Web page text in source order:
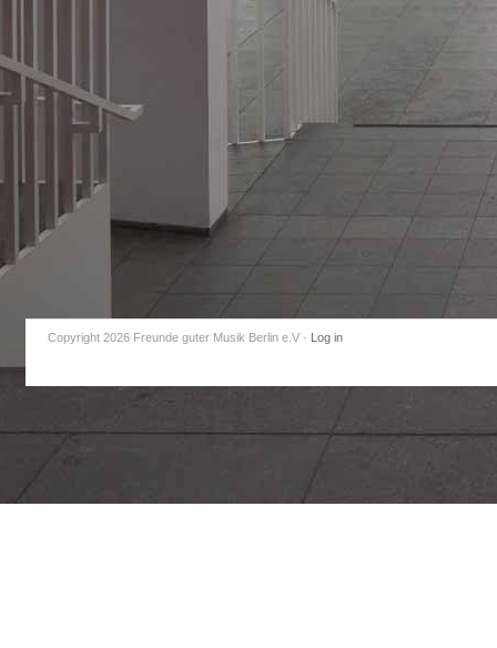
Copyright 2026 Freunde guter Musik Berlin e.V · Log in